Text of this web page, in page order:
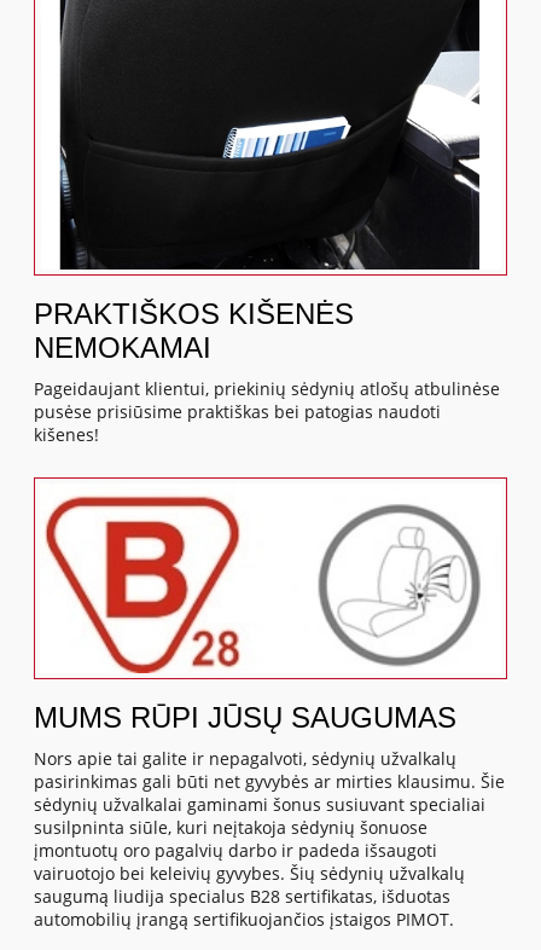
PRAKTIŠKOS KIŠENĖS
NEMOKAMAI
Pageidaujant klientui, priekinių sėdynių atlošų atbulinėse
pusėse prisiūsime praktiškas bei patogias naudoti
kišenes!
MUMS RŪPI JŪSŲ SAUGUMAS
Nors apie tai galite ir nepagalvoti, sėdynių užvalkalų
pasirinkimas gali būti net gyvybės ar mirties klausimu. Šie
sėdynių užvalkalai gaminami šonus susiuvant specialiai
susilpninta siūle, kuri neįtakoja sėdynių šonuose
įmontuotų oro pagalvių darbo ir padeda išsaugoti
vairuotojo bei keleivių gyvybes. Šių sėdynių užvalkalų
saugumą liudija specialus B28 sertifikatas, išduotas
automobilių įrangą sertifikuojančios įstaigos PIMOT.